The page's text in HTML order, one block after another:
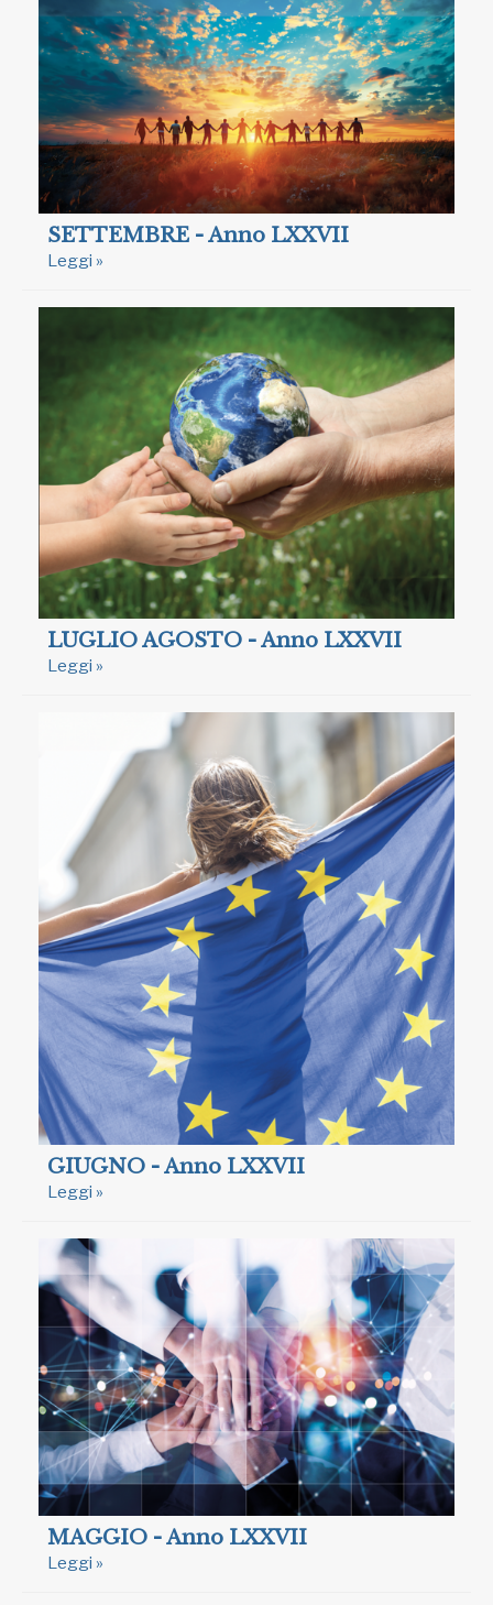
SETTEMBRE - Anno LXXVII
Leggi »
LUGLIO AGOSTO - Anno LXXVII
Leggi »
GIUGNO - Anno LXXVII
Leggi »
MAGGIO - Anno LXXVII
Leggi »